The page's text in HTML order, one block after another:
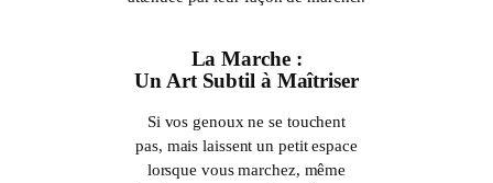
La Marche :
Un Art Subtil à Maîtriser
Si vos genoux ne se touchent
pas, mais laissent un petit espace
lorsque vous marchez, même